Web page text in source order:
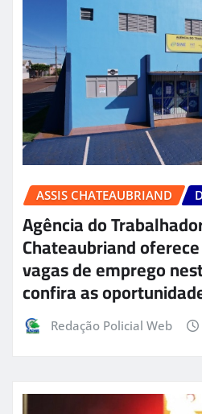
ASSIS CHATEAUBRIAND
Agência do
Chateaubriand
vagas de emprego
confira as
Redação Policial Web